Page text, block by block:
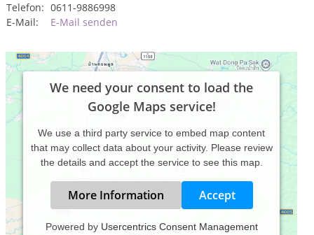
Telefon: 0611-9886998
E-Mail:
E-Mail senden
We need your consent to load the
Google Maps service!
We use a third party service to embed map content
that may collect data about your activity. Please review
the details and accept the service to see this map.
More Information Accept
Powered by Usercentrics Consent Management